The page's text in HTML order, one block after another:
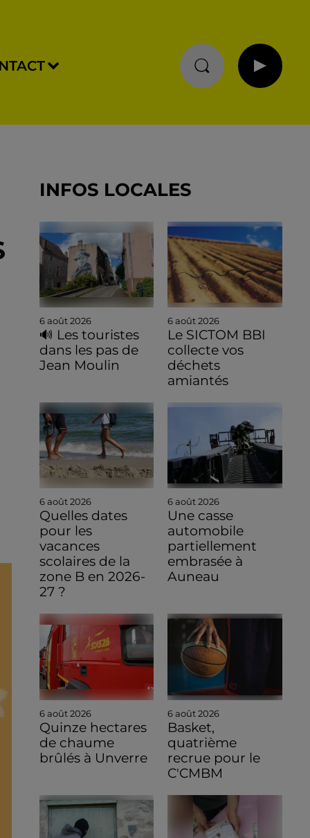
INFOS LOCALES
6 août 2026
🔊 Les touristes
dans les pas de
Jean Moulin
6 août 2026
Le SICTOM BBI
collecte vos
déchets
amiantés
6 août 2026
Quelles dates
pour les
vacances
scolaires de la
zone B en 2026-
27 ?
6 août 2026
Une casse
automobile
partiellement
embrasée à
Auneau
6 août 2026
Quinze hectares
de chaume
brûlés à Unverre
6 août 2026
Basket,
quatrième
recrue pour le
C'CMBM